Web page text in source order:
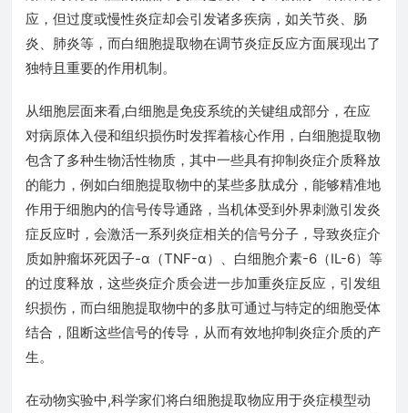
应，但过度或慢性炎症却会引发诸多疾病，如关节炎、肠
炎、肺炎等，而白细胞提取物在调节炎症反应方面展现出了
独特且重要的作用机制。
从细胞层面来看,白细胞是免疫系统的关键组成部分，在应
对病原体入侵和组织损伤时发挥着核心作用，白细胞提取物
包含了多种生物活性物质，其中一些具有抑制炎症介质释放
的能力，例如白细胞提取物中的某些多肽成分，能够精准地
作用于细胞内的信号传导通路，当机体受到外界刺激引发炎
症反应时，会激活一系列炎症相关的信号分子，导致炎症介
质如肿瘤坏死因子-α（TNF-α）、白细胞介素-6（IL-6）等
的过度释放，这些炎症介质会进一步加重炎症反应，引发组
织损伤，而白细胞提取物中的多肽可通过与特定的细胞受体
结合，阻断这些信号的传导，从而有效地抑制炎症介质的产
生。
在动物实验中,科学家们将白细胞提取物应用于炎症模型动